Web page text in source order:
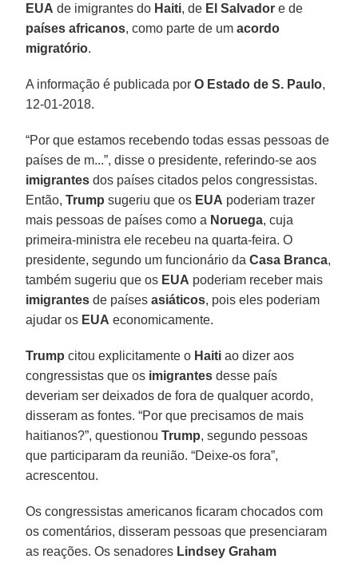
EUA de imigrantes do Haiti, de El Salvador e de
países africanos, como parte de umacordo
migratório.
A informação é publicada porO Estado de S. Paulo,
12-01-2018.
“Por que estamos recebendo todas essas pessoas de
países de m...”, disse o presidente, referindo-se aos
imigrantes dos países citados pelos congressistas.
Então,Trump sugeriu que os EUA poderiam trazer
mais pessoas de países como a Noruega, cuja
primeira-ministra ele recebeu na quarta-feira. O
presidente, segundo um funcionário daCasa Branca,
também sugeriu que os EUA poderiam receber mais
imigrantes de paísesasiáticos, pois eles poderiam
ajudar os EUA economicamente.
Trump citou explicitamente o Haiti ao dizer aos
congressistas que os imigrantes desse país
deveriam ser deixados de fora de qualquer acordo,
disseram as fontes. “Por que precisamos de mais
haitianos?”, questionouTrump, segundo pessoas
que participaram da reunião. “Deixe-os fora”,
acrescentou.
Os congressistas americanos ficaram chocados com
os comentários, disseram pessoas que presenciaram
as reações. Os senadores Lindsey Graham